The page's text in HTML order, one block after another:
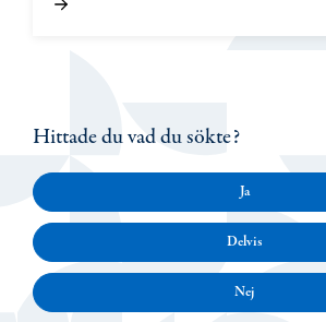
Hittade du vad du sökte?
Ja
Delvis
Nej